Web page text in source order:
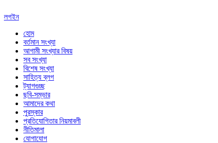
লগইন
হোম
বর্তমান সংখ্যা
আগামী সংখ্যার বিষয়
সব সংখ্যা
বিশেষ সংখ্যা
সাহিত্য ব্লগ
ট্যাগগুচ্ছ
ছবি-সম্ভার
আমাদের কথা
পুরস্কার
প্রতিযোগিতার নিয়মাবলী
নীতিমালা
যোগাযোগ